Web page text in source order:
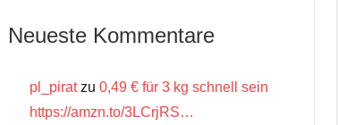
Neueste Kommentare
pl_piratzu 0,49 € für 3 kg schnell sein
https://amzn.to/3LCrjRS…